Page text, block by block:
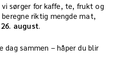
sørger for kaffe, te, frukt og
riktig mengde mat,
august.
dag sammen – håper du blir